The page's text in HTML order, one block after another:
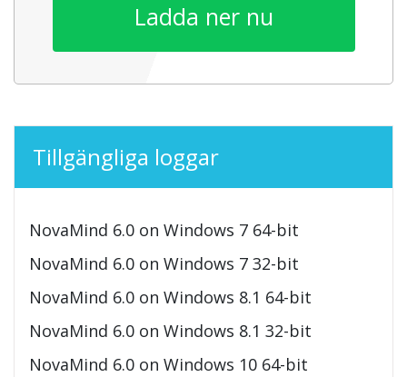
Ladda ner nu
Tillgängliga loggar
NovaMind 6.0 on Windows 7 64-bit
NovaMind 6.0 on Windows 7 32-bit
NovaMind 6.0 on Windows 8.1 64-bit
NovaMind 6.0 on Windows 8.1 32-bit
NovaMind 6.0 on Windows 10 64-bit